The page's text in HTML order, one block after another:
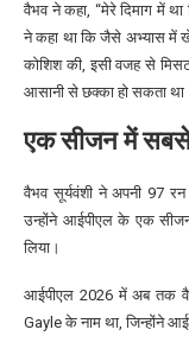
वैभव ने कहा, “मेरे दिमाग में
ने कहा था कि जैसे अभ्यास में
कोशिश की, इसी वजह से
आसानी से छक्का हो सकता
एक सीजन में सबसे
वैभव सूर्यवंशी ने अपनी 97
उन्होंने आईपीएल के एक
लिया।
आईपीएल 2026 में अब तक
Gayleके नाम था, जिन्होंने